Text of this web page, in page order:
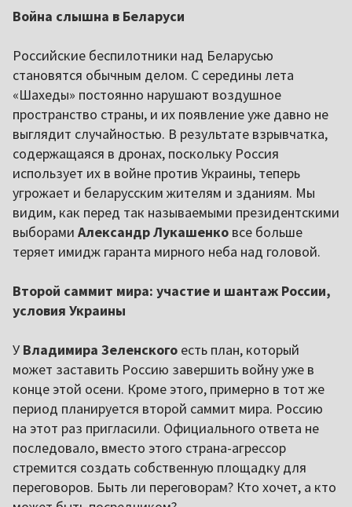
Война слышна в Беларуси
Российские беспилотники над Беларусью
становятся обычным делом. С середины лета
«Шахеды» постоянно нарушают воздушное
пространство страны, и их появление уже давно не
выглядит случайностью. В результате взрывчатка,
содержащаяся в дронах, поскольку Россия
использует их в войне против Украины, теперь
угрожает и беларусским жителям и зданиям. Мы
видим, как перед так называемыми президентскими
выборами Александр Лукашенко все больше
теряет имидж гаранта мирного неба над головой.
Второй саммит мира: участие и шантаж России,
условия Украины
У Владимира Зеленского есть план, который
может заставить Россию завершить войну уже в
конце этой осени. Кроме этого, примерно в тот же
период планируется второй саммит мира. Россию
на этот раз пригласили. Официального ответа не
последовало, вместо этого страна-агрессор
стремится создать собственную площадку для
переговоров. Быть ли переговорам? Кто хочет, а кто